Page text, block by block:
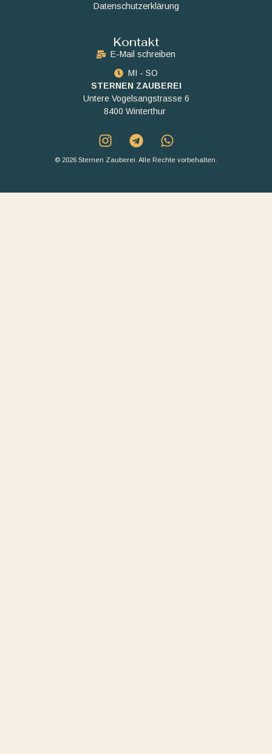
Datenschutzerklärung
Kontakt
E-Mail schreiben
MI - SO
STERNEN ZAUBEREI
Untere Vogelsangstrasse 6
8400 Winterthur
© 2026 Sternen Zauberei. Alle Rechte vorbehalten.